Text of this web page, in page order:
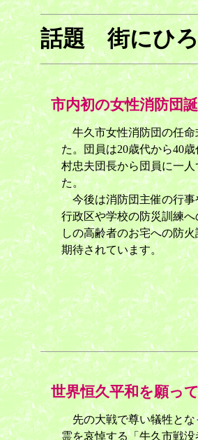
話題 街にひ
市内初の女性消防
牛久市女性消防団の任命
た。団員は20歳代から40
村忠夫団長から団員に一
た。
今後は消防団主催の行事
行政区や学校の防災訓練
しの高齢者のお宅への防
期待されています。
世界恒久平和を願
先の大戦で尊い犠牲とな
霊を哀悼する「牛久市戦